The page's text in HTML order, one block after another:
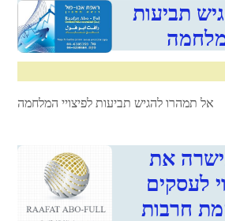
תביעות
אל תמהרו להגיש תביעות לפיצויי המלחמה
את
לעסקים
חרבות